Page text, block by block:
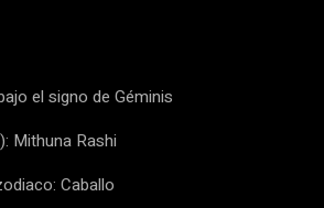
el signo de Géminis
Mithuna Rashi
Caballo